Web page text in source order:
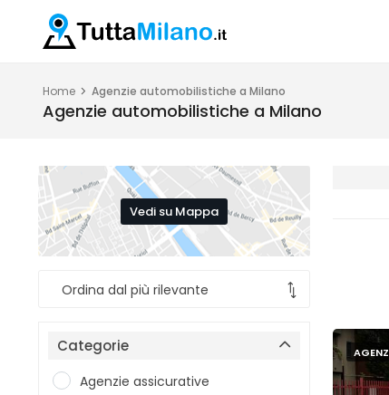
Home Agenzie automobilistiche a Milano
Agenzie automobilistiche a Milano
Vedi su Mappa
Categorie
Agenzie assicurative